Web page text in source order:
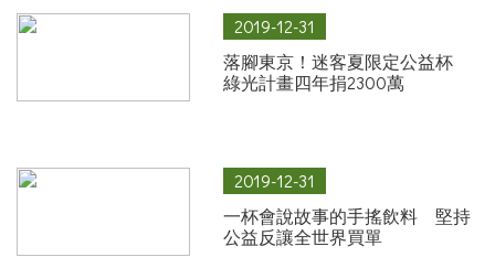
2019-12-31
落腳東京！迷客夏限定公益杯
綠光計畫四年捐2300萬
2019-12-31
一杯會說故事的手搖飲料 堅持
公益反讓全世界買單